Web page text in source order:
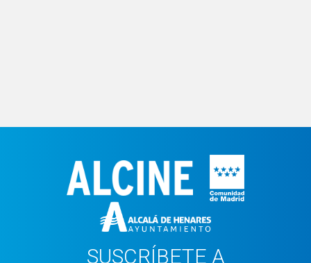
SUSCRÍBETE A